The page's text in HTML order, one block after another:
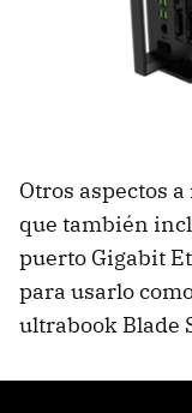
Otros aspectos
que también
puerto Gigabit
para usarlo
ultrabook Blade